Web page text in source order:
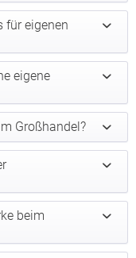
für eigenen
eigene
Großhandel?
beim